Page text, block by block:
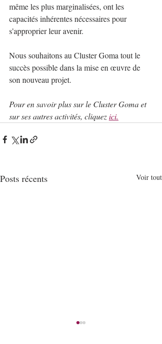
même les plus marginalisées, ont les
capacités inhérentes nécessaires pour
s'approprier leur avenir.
Nous souhaitons au Cluster Goma tout le
succès possible dans la mise en œuvre de
son nouveau projet.
Pour en savoir plus sur le Cluster Goma et
sur ses autres activités, cliquez ici.
Posts récents Voir tout